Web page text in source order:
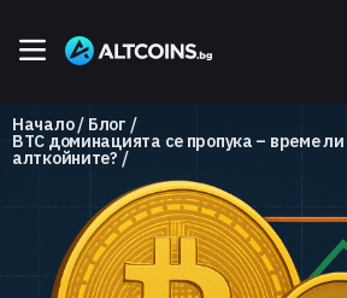
Начало Блог
BTC доминацията се пропука – време
алткойните?